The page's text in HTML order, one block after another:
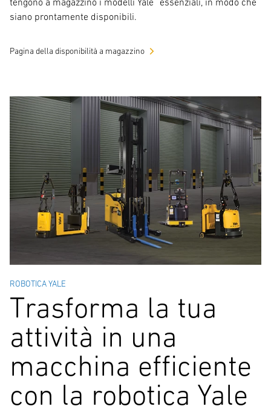
siano prontamente disponibili.
Pagina della disponibilità a magazzino
ROBOTICA YALE
Trasforma la tua
attività in una
macchina efficiente
con la robotica Yale